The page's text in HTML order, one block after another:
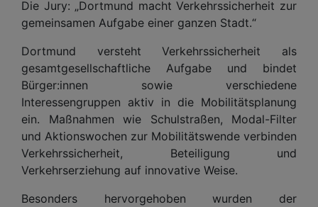
Die Jury: „Dortmund macht Verkehrssicherheit zur
gemeinsamen Aufgabe einer ganzen Stadt.“
Dortmund versteht Verkehrssicherheit als
gesamtgesellschaftliche Aufgabe und bindet
Bürger:innen sowie verschiedene
Interessengruppen aktiv in die Mobilitätsplanung
ein. Maßnahmen wie Schulstraßen, Modal-Filter
und Aktionswochen zur Mobilitätswende verbinden
Verkehrssicherheit, Beteiligung und
Verkehrserziehung auf innovative Weise.
Besonders hervorgehoben wurden der